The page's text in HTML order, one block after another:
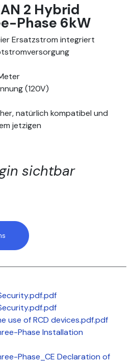
2 Hybrid
Phase 6kW
Ersatzstrom integriert
(120V)
natürlich kompatibel und
jetzigen
sichtbar
use of RCD devices.pdf.pdf
Phase Installation
Phase_CE Declaration of